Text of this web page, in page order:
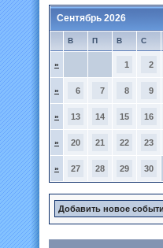
Сентябрь 2026
В П В С
» 1 2
» 6 7 8 9
» 13 14 15 16
» 20 21 22 23
» 27 28 29 30
Добавить новое